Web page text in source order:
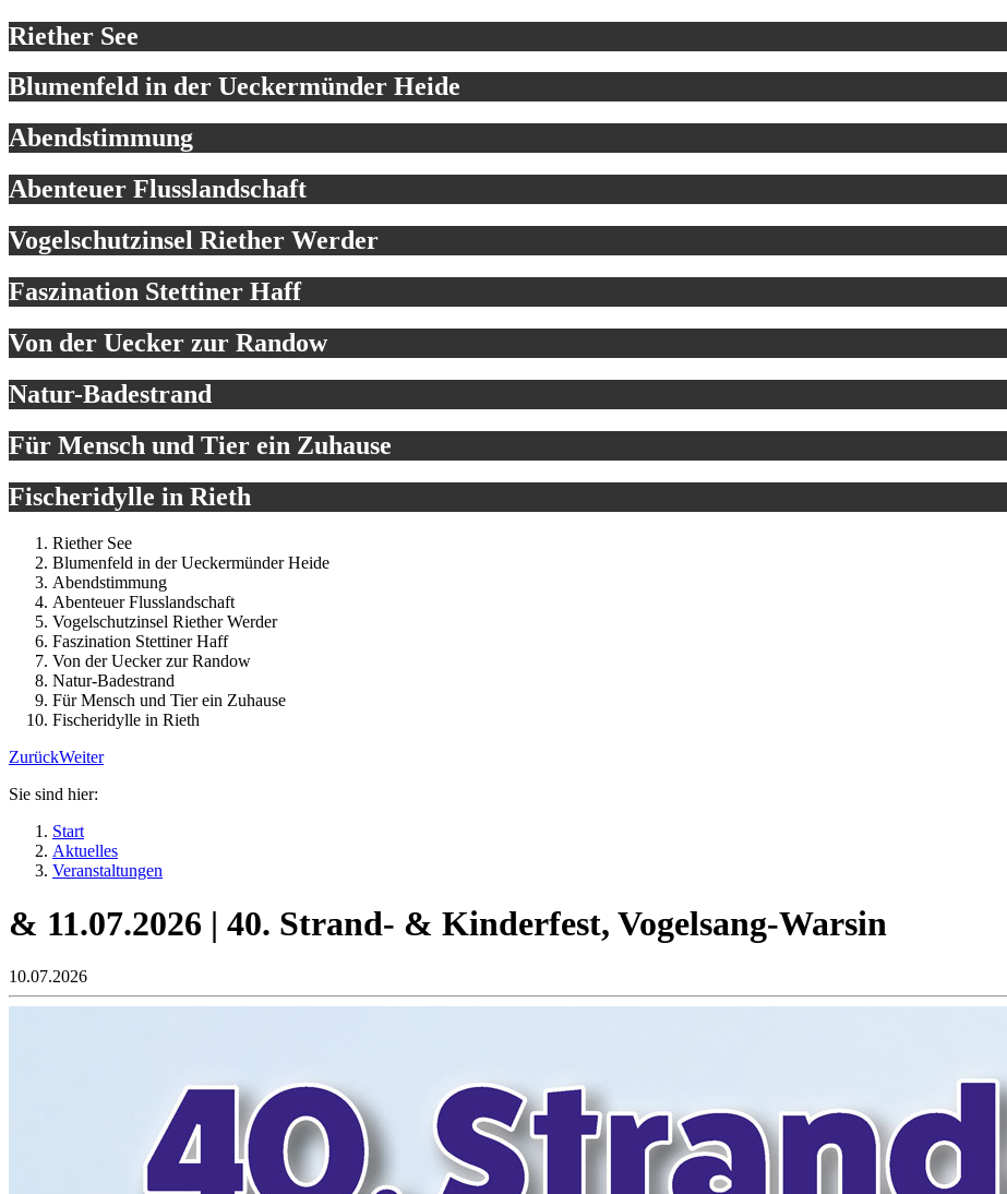
Riether See
Blumenfeld in der Ueckermünder Heide
Abendstimmung
Abenteuer Flusslandschaft
Vogelschutzinsel Riether Werder
Faszination Stettiner Haff
Von der Uecker zur Randow
Natur-Badestrand
Für Mensch und Tier ein Zuhause
Fischeridylle in Rieth
Riether See
Blumenfeld in der Ueckermünder Heide
Abendstimmung
Abenteuer Flusslandschaft
Vogelschutzinsel Riether Werder
Faszination Stettiner Haff
Von der Uecker zur Randow
Natur-Badestrand
Für Mensch und Tier ein Zuhause
Fischeridylle in Rieth
ZurückWeiter
Sie sind hier:
Start
Aktuelles
Veranstaltungen
& 11.07.2026 | 40. Strand- & Kinderfest, Vogelsang-Warsin
10.07.2026